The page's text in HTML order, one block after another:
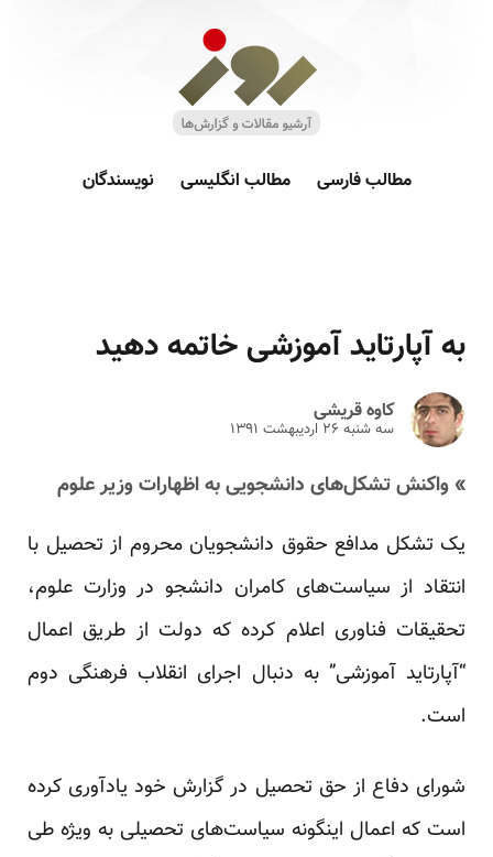
مطالب فارسی مطالب انگلیسی نویسندگان
به آپارتاید آموزشی خاتمه دهید
کاوه قریشی
سه شنبه ۲۶ ارديبهشت ۱۳۹۱
» واکنش تشکل‌های دانشجویی به اظهارات وزیر علوم
یک تشکل مدافع حقوق دانشجویان محروم از تحصیل با
انتقاد از سیاست‌های کامران دانشجو در وزارت علوم،
تحقیقات فناوری اعلام کرده که دولت از طریق اعمال
“آپارتاید آموزشی” به دنبال اجرای انقلاب فرهنگی دوم
است.
شورای دفاع از حق تحصیل در گزارش خود یادآوری کرده
است که اعمال اینگونه سیاست‌های تحصیلی به ویژه طی